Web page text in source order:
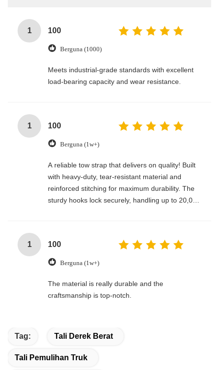
1 100
Berguna (1000)
Meets industrial-grade standards with excellent
load-bearing capacity and wear resistance.
1 100
Berguna (1w+)
A reliable tow strap that delivers on quality! Built
with heavy-duty, tear-resistant material and
reinforced stitching for maximum durability. The
sturdy hooks lock securely, handling up to 20,000
1 100
Berguna (1w+)
The material is really durable and the
craftsmanship is top-notch.
Tag: Tali Derek Berat
Tali Pemulihan Truk